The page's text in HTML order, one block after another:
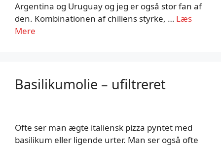
Argentina og Uruguay og jeg er også stor fan af
den. Kombinationen af chiliens styrke, … Læs
Mere
Basilikumolie – ufiltreret
Ofte ser man ægte italiensk pizza pyntet med
basilikum eller ligende urter. Man ser også ofte